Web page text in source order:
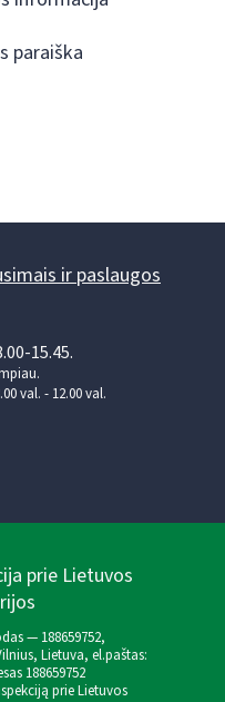
paraiška
ir paslaugos
15.45.
val. - 12.00 val.
prie Lietuvos
— 188659752,
Lietuva, el.paštas:
188659752
prie Lietuvos